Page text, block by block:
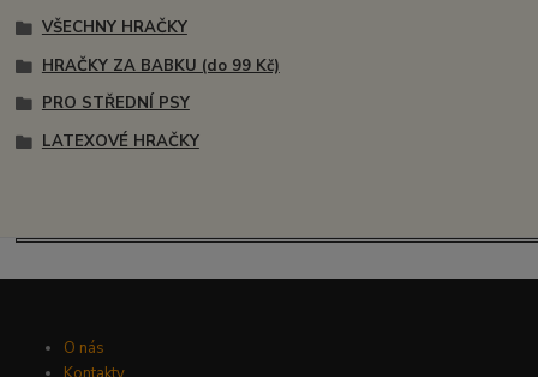
VŠECHNY HRAČKY
HRAČKY ZA BABKU (do 99 Kč)
PRO STŘEDNÍ PSY
LATEXOVÉ HRAČKY
O nás